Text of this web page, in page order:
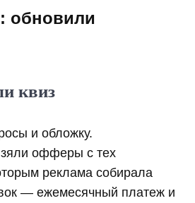
обновили
квиз
и обложку.
офферы с тех
реклама собирала
— ежемесячный платеж и